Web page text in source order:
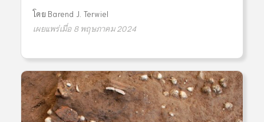
โดย Barend J. Terwiel
เผยแพร่เมื่อ 8 พฤษภาคม 2024